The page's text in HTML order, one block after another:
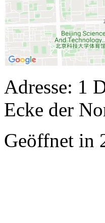
Adresse: 1
Ecke der
Geöffnet in